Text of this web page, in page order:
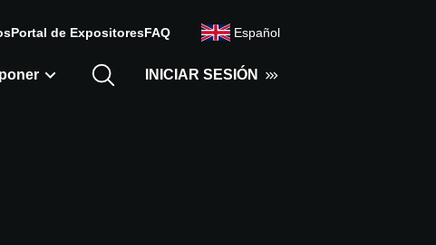
INICIAR SESIÓN
Portal de ExpositoresFAQ Español